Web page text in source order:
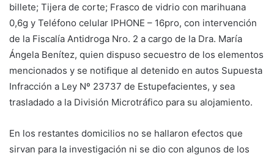
billete; Tijera de corte; Frasco de vidrio con marihuana
0,6g y Teléfono celular IPHONE – 16pro, con intervención
de la Fiscalía Antidroga Nro. 2 a cargo de la Dra. María
Ángela Benítez, quien dispuso secuestro de los elementos
mencionados y se notifique al detenido en autos Supuesta
Infracción a Ley Nº 23737 de Estupefacientes, y sea
trasladado a la División Microtráfico para su alojamiento.
En los restantes domicilios no se hallaron efectos que
sirvan para la investigación ni se dio con algunos de los